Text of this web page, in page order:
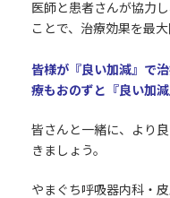
医師と患者さんが協力
ことで、治療効果を最
皆様が『良い加減』で
療もおのずと『良い加減
皆さんと一緒に、より
きましょう。
やまぐち呼吸器内科・